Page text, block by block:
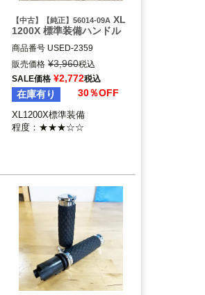
【中古】【純正】56014-09A XL
1200X 標準装備ハンドル
商品番号 USED-2359
56014-09A
ケーブルスロットル車
Harley Davidson（ハーレー ダ
販売価格 ¥3,960税込
SALE価格 ¥2,772税込
在庫有り 30％OFF
XL1200X標準装備
程度：★★★☆☆